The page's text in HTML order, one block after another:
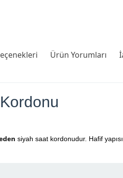
Ürün Yorumları
siyah saat kordonudur. Hafif